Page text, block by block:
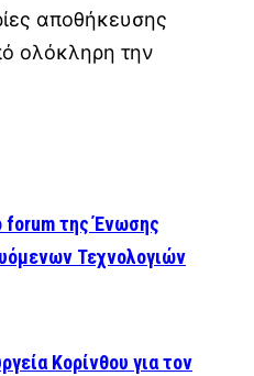
αποθήκευσης
ολόκληρη την
forum της Ένωσης
Τεχνολογιών
Κορίνθου για τον